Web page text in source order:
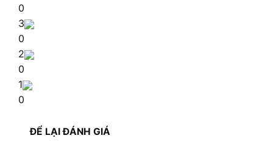
0
3
0
2
0
1
0
ĐỂ LẠI ĐÁNH GIÁ